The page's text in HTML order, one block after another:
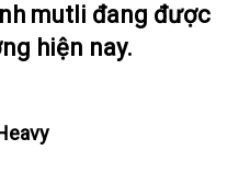
mutli đang được
hiện nay.